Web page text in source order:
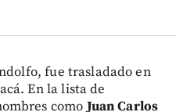
fue trasladado en
En la lista de
comoJuan Carlos